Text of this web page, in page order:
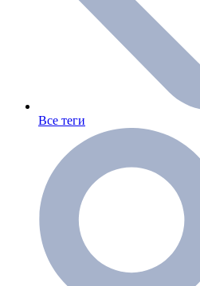
Все теги